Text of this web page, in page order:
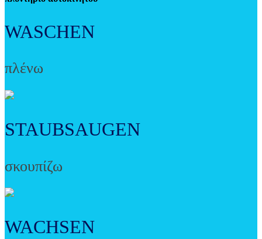
WASCHEN
πλένω
STAUBSAUGEN
σκουπίζω
WACHSEN